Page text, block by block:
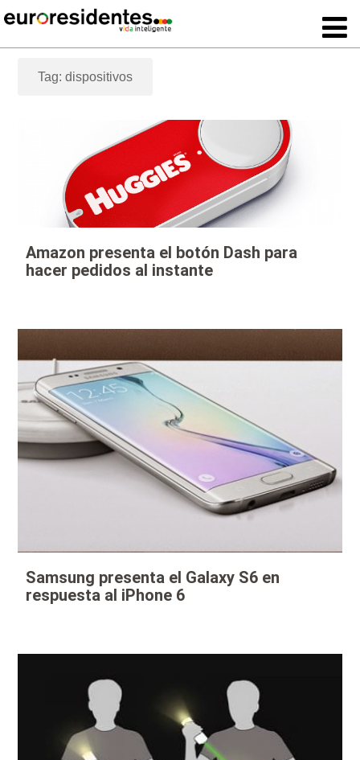
Tag: dispositivos
Amazon presenta el botón Dash para
hacer pedidos al instante
Samsung presenta el Galaxy S6 en
respuesta al iPhone 6